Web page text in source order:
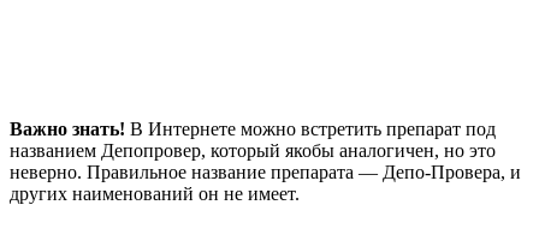
Важно знать! В Интернете можно встретить препарат под
названием Депопровер, который якобы аналогичен, но это
неверно. Правильное название препарата — Депо-Провера, и
других наименований он не имеет.